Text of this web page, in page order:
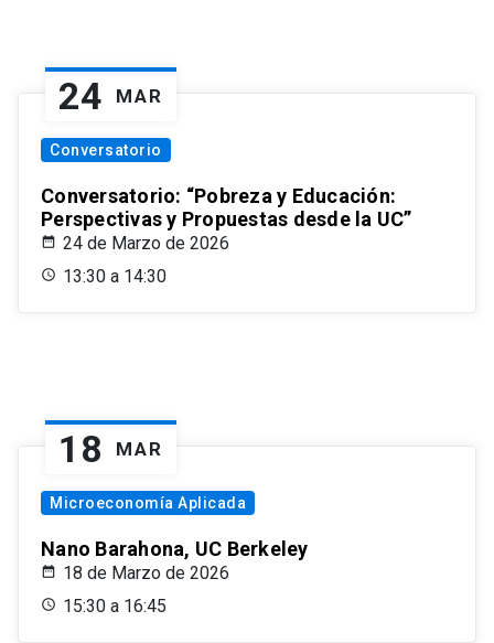
24 MAR
Conversatorio
Conversatorio: “Pobreza y Educación:
Perspectivas y Propuestas desde la UC”
24 de Marzo de 2026
13:30 a 14:30
18 MAR
Microeconomía Aplicada
Nano Barahona, UC Berkeley
18 de Marzo de 2026
15:30 a 16:45